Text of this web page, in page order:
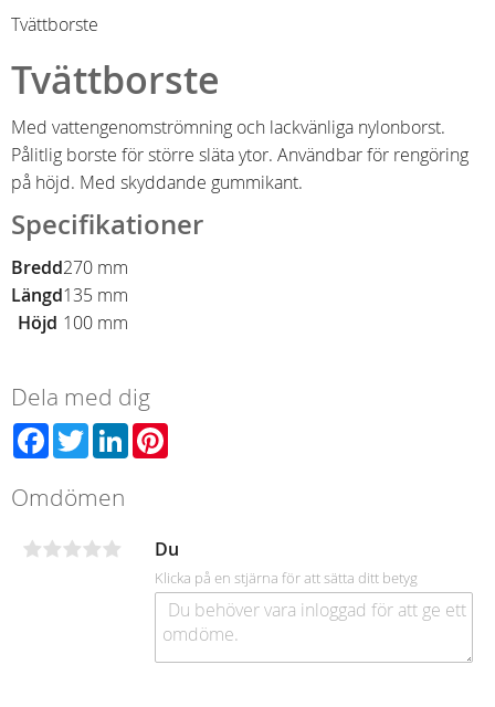
Tvättborste
Tvättborste
Med vattengenomströmning och lackvänliga nylonborst.
Pålitlig borste för större släta ytor. Användbar för rengöring
på höjd. Med skyddande gummikant.
Specifikationer
Bredd270 mm
Längd135 mm
Höjd 100 mm
Dela med dig
Facebook
TwitterLinkedIn
Omdömen
Du
Klicka på en stjärna för att sätta ditt betyg